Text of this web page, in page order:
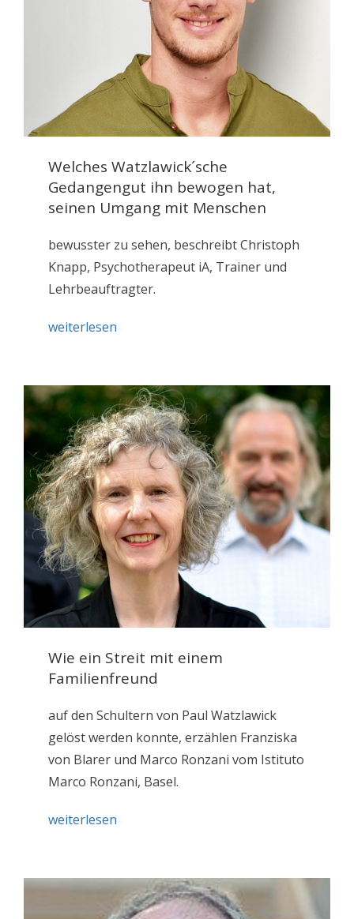
Welches Watzlawick´sche
Gedangengut ihn bewogen hat,
seinen Umgang mit Menschen
bewusster zu sehen, beschreibt Christoph
Knapp, Psychotherapeut iA, Trainer und
Lehrbeauftragter.
weiterlesen
Wie ein Streit mit einem
Familienfreund
auf den Schultern von Paul Watzlawick
gelöst werden konnte, erzählen Franziska
von Blarer und Marco Ronzani vom Istituto
Marco Ronzani, Basel.
weiterlesen